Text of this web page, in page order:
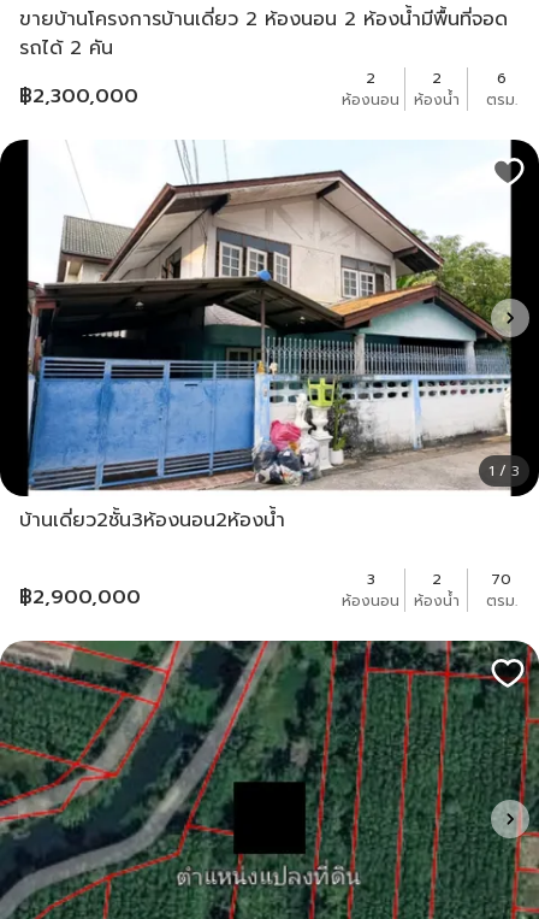
ขายบ้านโครงการบ้านเดี่ยว 2 ห้องนอน 2 ห้องน้ำมีพื้นที่จอด
รถได้ 2 คัน
฿2,300,000
2
ห้องนอน
2
ห้องน้ำ
6
ตรม.
1 / 3
บ้านเดี่ยว2ชั้น3ห้องนอน2ห้องน้ำ
฿2,900,000
3
ห้องนอน
2
ห้องน้ำ
70
ตรม.